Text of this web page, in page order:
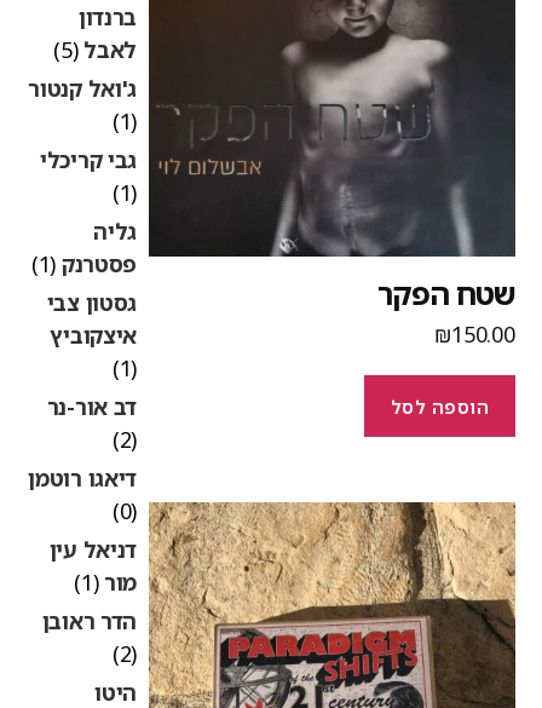
הפקר
₪
הוספה לסל
ברנדון
לאבל(5)
ג'ואל קנטור
גבי קריכלי
גליה
פסטרנק(1)
גסטון צבי
איצקוביץ
דב אור-נר
דיאגו רוטמן
(0)
דניאל עין
מור(1)
הדר ראובן
(2)
היטו